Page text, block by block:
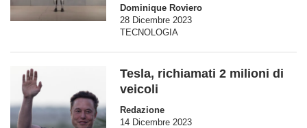
Dominique Roviero
28 Dicembre 2023
TECNOLOGIA
Tesla, richiamati 2 milioni di
veicoli
Redazione
14 Dicembre 2023